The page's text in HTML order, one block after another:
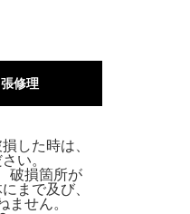
修理
した時は、
い。
破損箇所が
まで及び、
ません。